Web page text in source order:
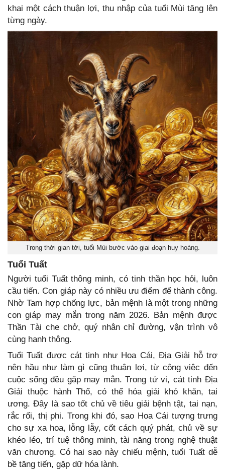
khai một cách thuận lợi, thu nhập của tuổi Mùi tăng lên
từng ngày.
Trong thời gian tới, tuổi Mùi bước vào giai đoạn huy hoàng.
Tuổi Tuất
Người tuổi Tuất thông minh, có tinh thần học hỏi, luôn
cầu tiến. Con giáp này có nhiều ưu điểm để thành công.
Nhờ Tam hợp chống lực, bản mệnh là một trong những
con giáp may mắn trong năm 2026. Bản mệnh được
Thần Tài che chở, quý nhân chỉ đường, vận trình vô
cùng hanh thông.
Tuổi Tuất được cát tinh như Hoa Cái, Địa Giải hỗ trợ
nên hầu như làm gì cũng thuận lợi, từ công việc đến
cuộc sống đều gặp may mắn. Trong tử vi, cát tinh Địa
Giải thuộc hành Thổ, có thể hóa giải khó khăn, tai
ương. Đây là sao tốt chủ về tiêu giải bệnh tật, tai nạn,
rắc rối, thị phi. Trong khi đó, sao Hoa Cái tượng trưng
cho sự xa hoa, lỗng lẫy, cốt cách quý phát, chủ về sự
khéo léo, trí tuệ thông minh, tài năng trong nghệ thuật
văn chương. Có hai sao này chiếu mệnh, tuổi Tuất dễ
bề tăng tiến, gặp dữ hóa lành.